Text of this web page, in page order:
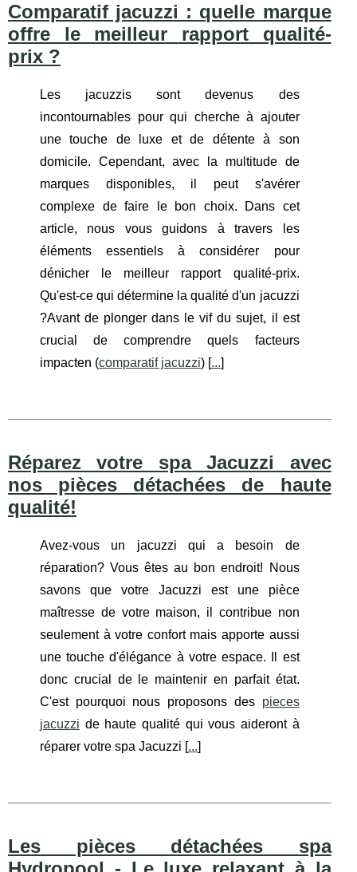
Comparatif jacuzzi : quelle marque
offre le meilleur rapport qualité-
prix ?
Les jacuzzis sont devenus des
incontournables pour qui cherche à ajouter
une touche de luxe et de détente à son
domicile. Cependant, avec la multitude de
marques disponibles, il peut s'avérer
complexe de faire le bon choix. Dans cet
article, nous vous guidons à travers les
éléments essentiels à considérer pour
dénicher le meilleur rapport qualité-prix.
Qu'est-ce qui détermine la qualité d'un jacuzzi
?Avant de plonger dans le vif du sujet, il est
crucial de comprendre quels facteurs
impacten (comparatif jacuzzi) [...]
Réparez votre spa Jacuzzi avec
nos pièces détachées de haute
qualité!
Avez-vous un jacuzzi qui a besoin de
réparation? Vous êtes au bon endroit! Nous
savons que votre Jacuzzi est une pièce
maîtresse de votre maison, il contribue non
seulement à votre confort mais apporte aussi
une touche d'élégance à votre espace. Il est
donc crucial de le maintenir en parfait état.
C'est pourquoi nous proposons des pieces
jacuzzi de haute qualité qui vous aideront à
réparer votre spa Jacuzzi [...]
Les pièces détachées spa